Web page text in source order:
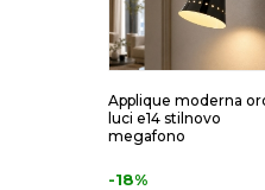
Applique moderna
luci e14 stilnovo
megafono
-18%